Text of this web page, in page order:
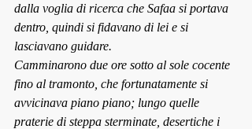
dalla voglia di ricerca che Safaa si portava
dentro, quindi si fidavano di lei e si
lasciavano guidare.
Camminarono due ore sotto al sole cocente
fino al tramonto, che fortunatamente si
avvicinava piano piano; lungo quelle
praterie di steppa sterminate, desertiche i